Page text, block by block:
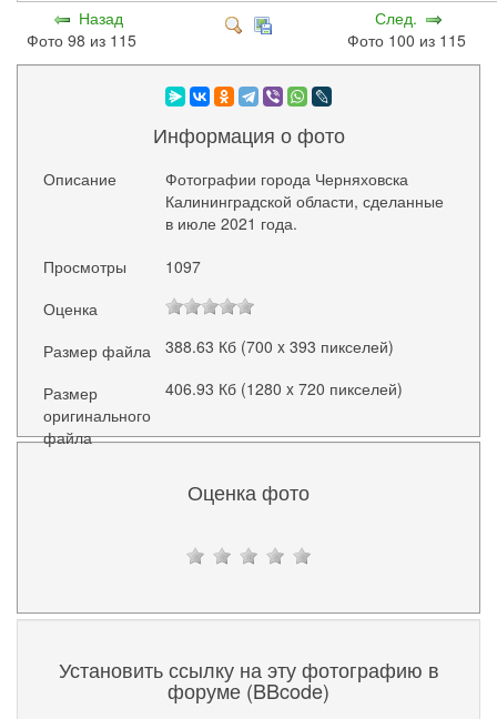
Назад
Фото 98 из 115
След.
Фото 100 из 115
Информация о фото
Описание
Фотографии города Черняховска
Калининградской области, сделанные
в июле 2021 года.
Просмотры
1097
Оценка
Размер файла
388.63 Кб (700 x 393 пикселей)
Размер
оригинального
файла
406.93 Кб (1280 x 720 пикселей)
Оценка фото
Установить ссылку на эту фотографию в
форуме (BBcode)